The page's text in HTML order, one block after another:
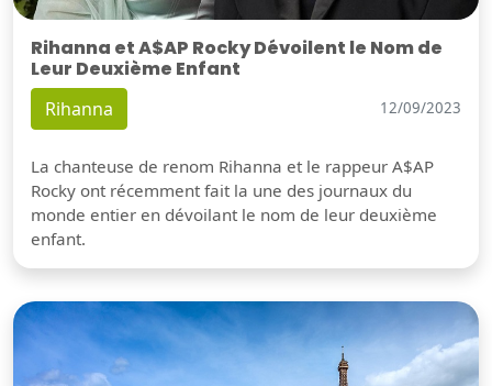
Rihanna et A$AP Rocky Dévoilent le Nom de
Leur Deuxième Enfant
Rihanna 12/09/2023
La chanteuse de renom Rihanna et le rappeur A$AP
Rocky ont récemment fait la une des journaux du
monde entier en dévoilant le nom de leur deuxième
enfant.